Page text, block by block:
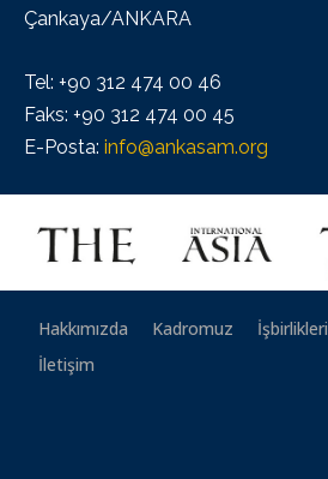
Çankaya/ANKARA
Tel: +90 312 474 00 46
Faks: +90 312 474 00 45
E-Posta: info@ankasam.org
Hakkımızda Kadromuz İşbirlikleri
İletişim